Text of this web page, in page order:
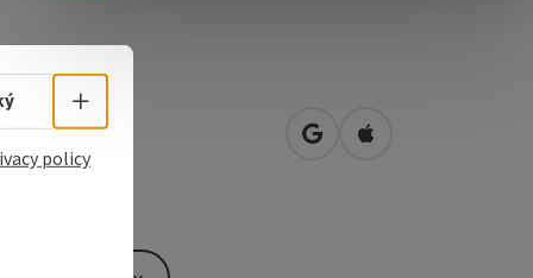
54
Wels open in Google Maps
Open in Apple
Select language - Open menu
policy